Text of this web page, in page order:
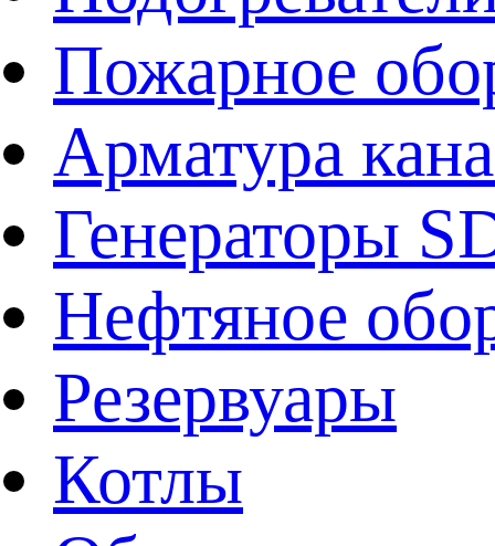
Пожарное
Арматура
Генераторы
Нефтяное
Резервуары
Котлы